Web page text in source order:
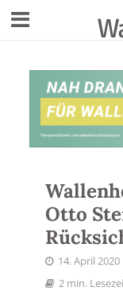
Otto
14. April 2020
2 min.